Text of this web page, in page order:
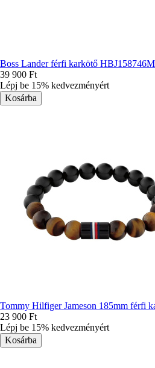
Boss Lander férfi karkötő HBJ158746M
39 900 Ft
Lépj be 15% kedvezményért
Tommy Hilfiger Jameson 185mm férfi
23 900 Ft
Lépj be 15% kedvezményért